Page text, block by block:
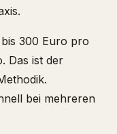
300 Euro pro
Das ist der
bei mehreren